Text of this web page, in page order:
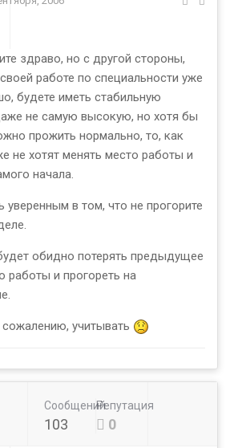
здраво, но с другой стороны,
работе по специальности уже
будете иметь стабильную
не самую высокую, но хотя бы
прожить нормально, то, как
не хотят менять место работы и
начала.
уверенным в том, что не прогорите
обидно потерять предыдущее
работы и прогореть на
учитывать
Сообщений
103
Репутация
0